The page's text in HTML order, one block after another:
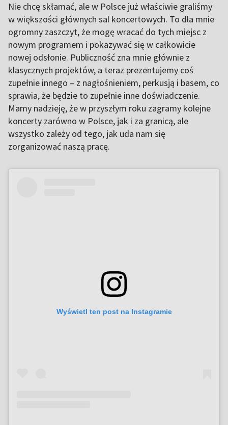
Nie chcę skłamać, ale w Polsce już właściwie graliśmy
w większości głównych sal koncertowych. To dla mnie
ogromny zaszczyt, że mogę wracać do tych miejsc z
nowym programem i pokazywać się w całkowicie
nowej odsłonie. Publiczność zna mnie głównie z
klasycznych projektów, a teraz prezentujemy coś
zupełnie innego – z nagłośnieniem, perkusją i basem, co
sprawia, że będzie to zupełnie inne doświadczenie.
Mamy nadzieję, że w przyszłym roku zagramy kolejne
koncerty zarówno w Polsce, jak i za granicą, ale
wszystko zależy od tego, jak uda nam się
zorganizować naszą pracę.
Wyświetl ten post na Instagramie